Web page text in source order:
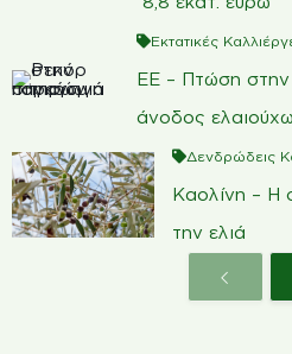
Εκτατικές
ΕΕ – Πτώση
άνοδος
Δενδρώδεις
Καολίνη – Η
την ελιά